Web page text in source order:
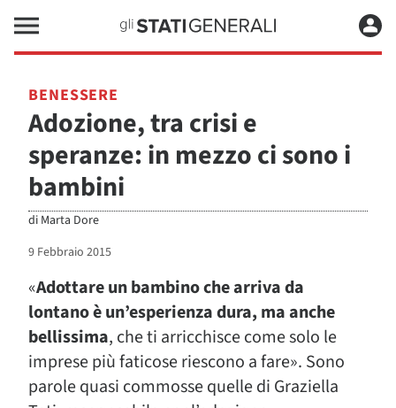
BENESSERE
Adozione, tra crisi e
speranze: in mezzo ci sono i
bambini
di Marta Dore
9 Febbraio 2015
«Adottare un bambino che arriva da
lontano è un’esperienza dura, ma anche
bellissima, che ti arricchisce come solo le
imprese più faticose riescono a fare». Sono
parole quasi commosse quelle di Graziella